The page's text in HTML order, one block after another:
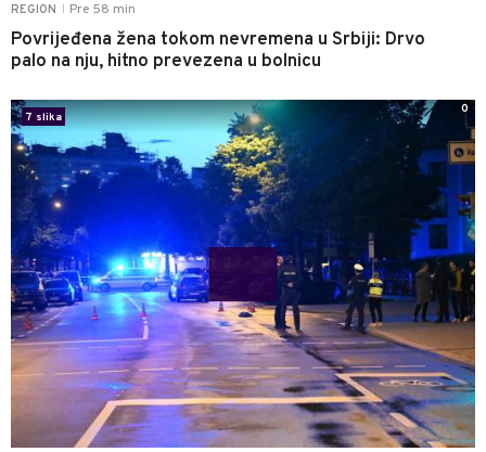
REGION Pre 58 min
Povrijeđena žena tokom nevremena u Srbiji: Drvo
palo na nju, hitno prevezena u bolnicu
7 slika
0